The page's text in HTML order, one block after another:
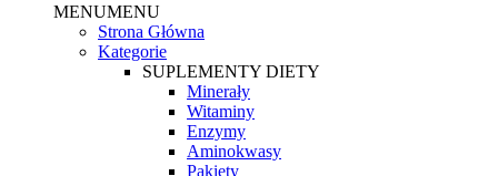
MENUMENU
Strona Główna
Kategorie
SUPLEMENTY DIETY
Minerały
Witaminy
Enzymy
Aminokwasy
Pakiety